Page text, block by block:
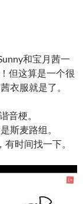
和宝月茜一
但这算是一个很
衣服就是了。
音梗。
斯麦路组。
时间找一下。